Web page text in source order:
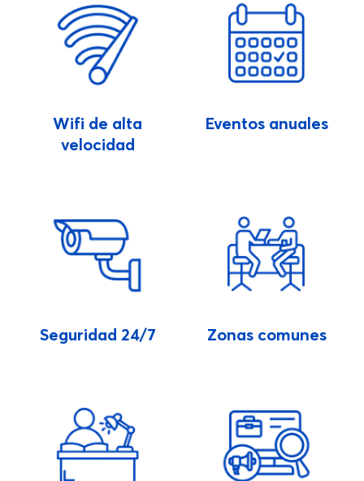
Wifi de alta
velocidad
Eventos anuales
Seguridad 24/7 Zonas comunes